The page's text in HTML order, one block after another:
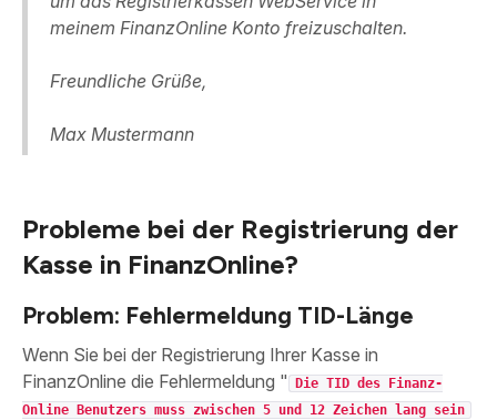
meinem FinanzOnline Konto freizuschalten.
Freundliche Grüße,
Max Mustermann
Probleme bei der Registrierung der
Kasse in FinanzOnline?
Problem: Fehlermeldung TID-Länge
Wenn Sie bei der Registrierung Ihrer Kasse in
FinanzOnline die Fehlermeldung "
Die TID des Finanz-
Online Benutzers muss zwischen 5 und 12 Zeichen lang sein